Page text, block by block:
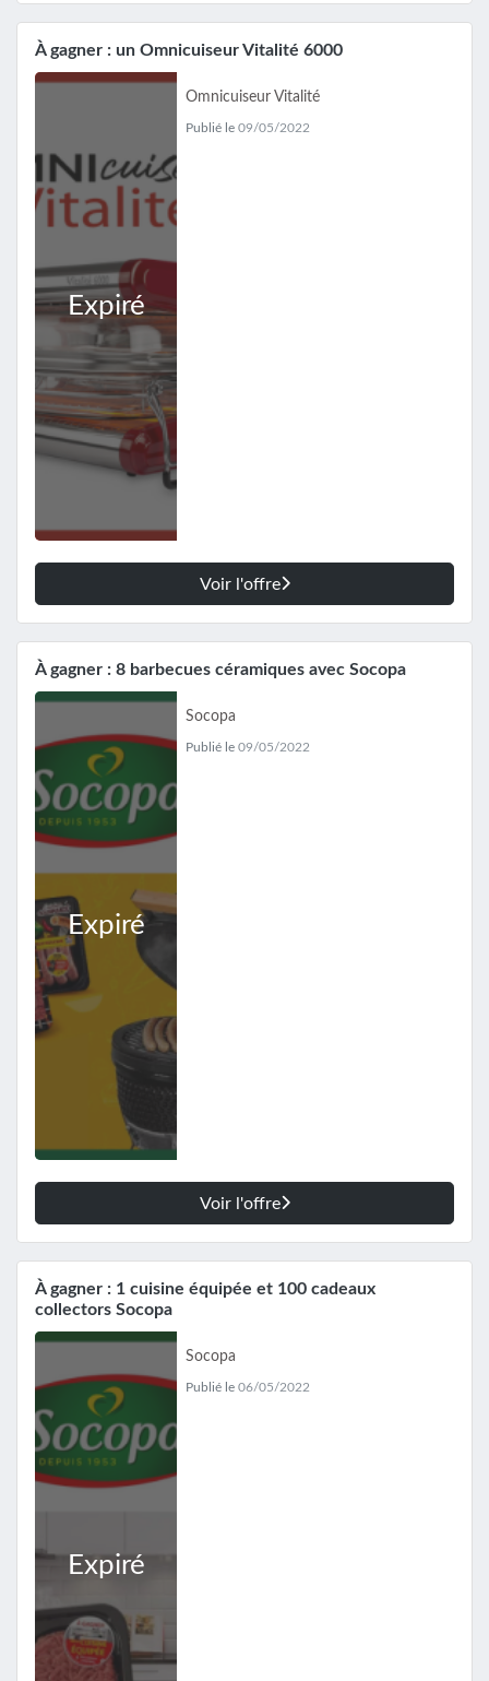
À gagner : un Omnicuiseur Vitalité 6000
Expiré
Omnicuiseur Vitalité
Publié le 09/05/2022
Voir l'offre
À gagner : 8 barbecues céramiques avec Socopa
Expiré
Socopa
Publié le 09/05/2022
Voir l'offre
À gagner : 1 cuisine équipée et 100 cadeaux
collectors Socopa
Expiré
Socopa
Publié le 06/05/2022